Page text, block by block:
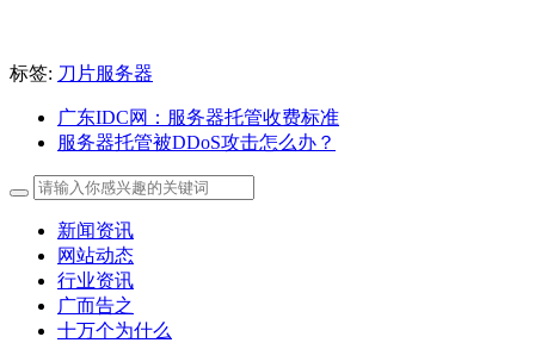
标签: 刀片服务器
广东IDC网：服务器托管收费标准
服务器托管被DDoS攻击怎么办？
新闻资讯
网站动态
行业资讯
广而告之
十万个为什么